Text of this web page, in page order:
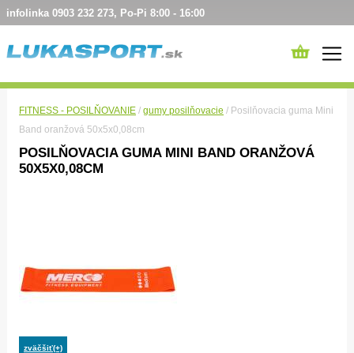
infolinka 0903 232 273, Po-Pi 8:00 - 16:00
FITNESS - POSILŇOVANIE / gumy posilňovacie / Posilňovacia guma Mini
Band oranžová 50x5x0,08cm
POSILŇOVACIA GUMA MINI BAND ORANŽOVÁ
50X5X0,08CM
zväčšiť(+)